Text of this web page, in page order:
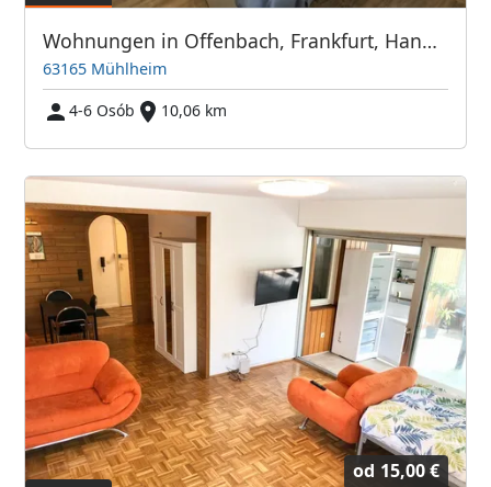
Wohnungen in Offenbach, Frankfurt, Hanau, Eschborn und Umgebung
63165 Mühlheim
4-6 Osób
10,06 km
od 15,00 €